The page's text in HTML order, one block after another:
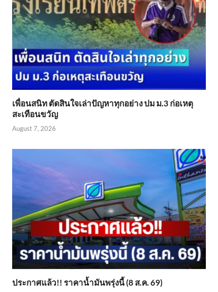
เพื่อนสนิท ตัดสินใจเล่าปัญหาทุกอย่าง ปม ม.3 ก่อเหตุ
สะเทือนขวัญ
August 7, 2026
ประกาศแล้ว!! ราคาน้ำมันพรุ่งนี้ (8 ส.ค. 69)